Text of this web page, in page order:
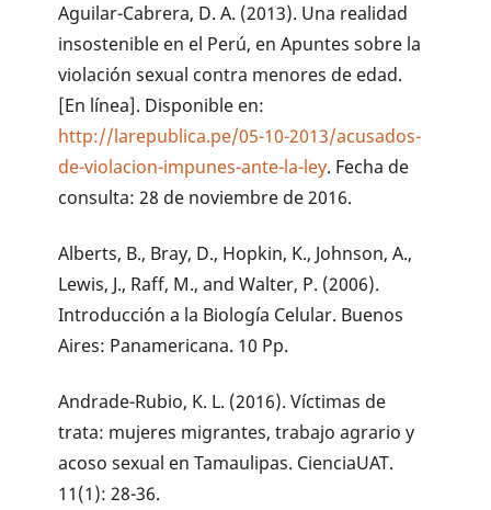
Aguilar-Cabrera, D. A. (2013). Una realidad
insostenible en el Perú, en Apuntes sobre la
violación sexual contra menores de edad.
[En línea]. Disponible en:
http://larepublica.pe/05-10-2013/acusados-
de-violacion-impunes-ante-la-ley. Fecha de
consulta: 28 de noviembre de 2016.
Alberts, B., Bray, D., Hopkin, K., Johnson, A.,
Lewis, J., Raff, M., and Walter, P. (2006).
Introducción a la Biología Celular. Buenos
Aires: Panamericana. 10 Pp.
Andrade-Rubio, K. L. (2016). Víctimas de
trata: mujeres migrantes, trabajo agrario y
acoso sexual en Tamaulipas. CienciaUAT.
11(1): 28-36.